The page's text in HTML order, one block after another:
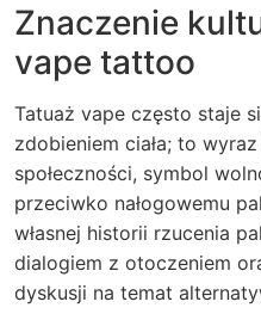
Znaczenie
vape tattoo
Tatuaż vape często staje
zdobieniem ciała; to
społeczności, symbol
przeciwko nałogowemu
własnej historii rzucenia
dialogiem z otoczeniem
dyskusji na temat